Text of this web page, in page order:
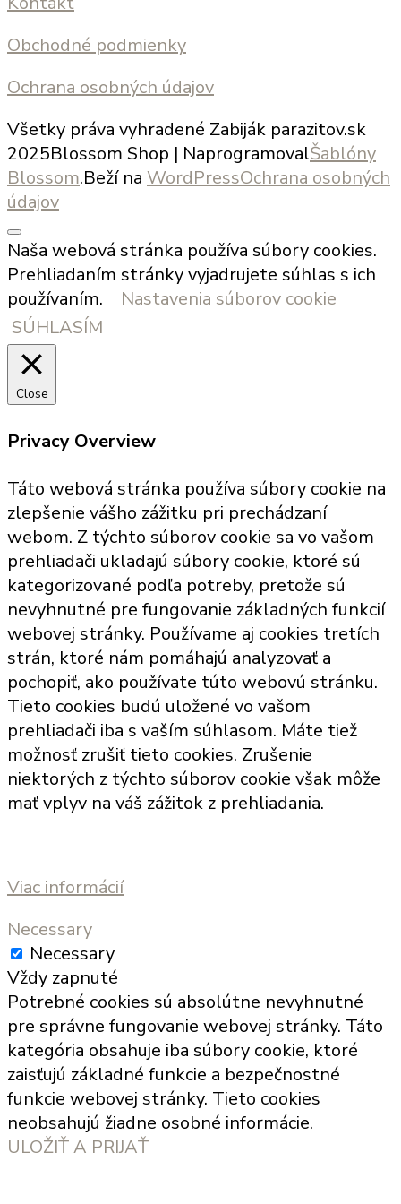
Obchodné podmienky
Ochrana osobných údajov
Všetky práva vyhradené Zabiják parazitov.sk
2025Blossom Shop | NaprogramovalŠablóny
Blossom.Beží na WordPressOchrana osobných
údajov
Naša webová stránka používa súbory cookies.
Prehliadaním stránky vyjadrujete súhlas s ich
používaním.
Nastavenia súborov cookie
SÚHLASÍM
Close
Privacy Overview
Táto webová stránka používa súbory cookie na
zlepšenie vášho zážitku pri prechádzaní
webom. Z týchto súborov cookie sa vo vašom
prehliadači ukladajú súbory cookie, ktoré sú
kategorizované podľa potreby, pretože sú
nevyhnutné pre fungovanie základných funkcií
webovej stránky. Používame aj cookies tretích
strán, ktoré nám pomáhajú analyzovať a
pochopiť, ako používate túto webovú stránku.
Tieto cookies budú uložené vo vašom
prehliadači iba s vaším súhlasom. Máte tiež
možnosť zrušiť tieto cookies. Zrušenie
niektorých z týchto súborov cookie však môže
mať vplyv na váš zážitok z prehliadania.
Viac informácií
Necessary
Necessary
Vždy zapnuté
Potrebné cookies sú absolútne nevyhnutné
pre správne fungovanie webovej stránky. Táto
kategória obsahuje iba súbory cookie, ktoré
zaisťujú základné funkcie a bezpečnostné
funkcie webovej stránky. Tieto cookies
neobsahujú žiadne osobné informácie.
ULOŽIŤ A PRIJAŤ